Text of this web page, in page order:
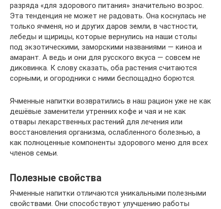
разряда «для здорового питания» значительно возрос.
Эта тенденция не может не радовать. Она коснулась не
только ячменя, но и других даров земли, в частности,
лебеды и щирицы, которые вернулись на наши столы
под экзотическими, заморскими названиями — киноа и
амарант. А ведь и они для русского вкуса — совсем не
диковинка. К слову сказать, оба растения считаются
сорными, и огородники с ними беспощадно борются.
Ячменные напитки возвратились в наш рацион уже не как
дешёвые заменители утренних кофе и чая и не как
отвары лекарственных растений для лечения или
восстановления организма, ослабленного болезнью, а
как полноценные компоненты здорового меню для всех
членов семьи.
Полезные свойства
Ячменные напитки отличаются уникальными полезными
свойствами. Они способствуют улучшению работы